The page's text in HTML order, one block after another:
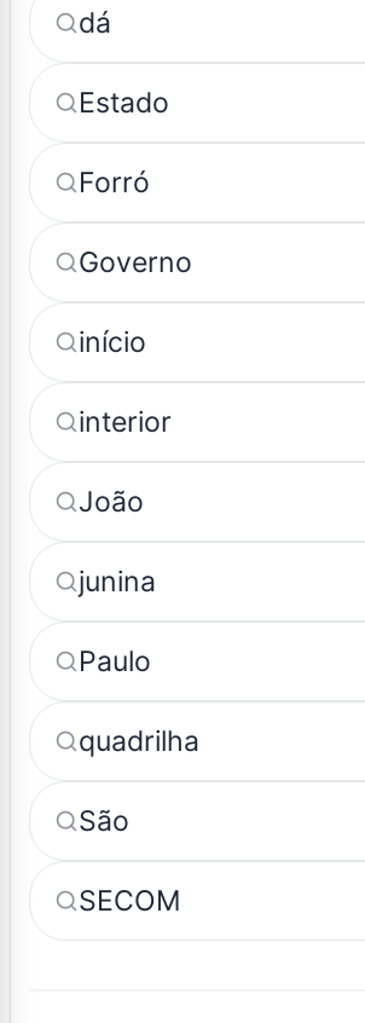
dá
Estado
Forró
Governo
início
interior
João
junina
Paulo
quadrilha
São
SECOM